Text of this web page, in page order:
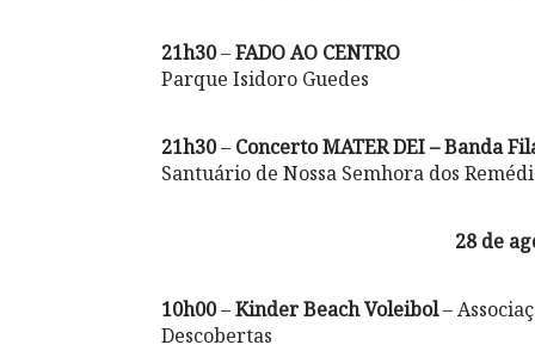
21h30–FADO AO CENTRO
Parque Isidoro Guedes
21h30– Concerto MATER DEI – Banda
Santuário de Nossa Semhora dos
28 de
10h00–Kinder Beach Voleibol–
Descobertas